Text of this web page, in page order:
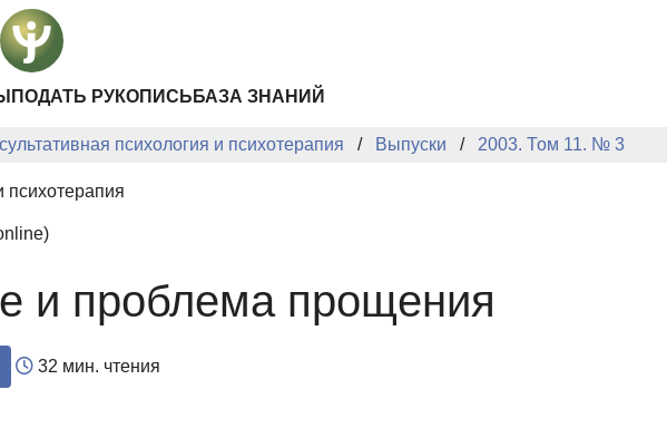
ПОДАТЬ РУКОПИСЬ БАЗА ЗНАНИЙ
психология и психотерапия Выпуски 2003. Том 11. № 3
психотерапия
и проблема прощения
32 мин. чтения